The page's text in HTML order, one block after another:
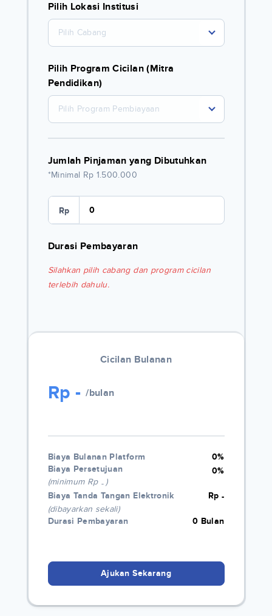
Pilih Lokasi Institusi
Pilih Cabang
Pilih Program Cicilan (Mitra
Pendidikan)
Pilih Program Pembiayaan
Jumlah Pinjaman yang Dibutuhkan
*Minimal Rp 1.500.000
Rp
Durasi Pembayaran
Silahkan pilih cabang dan program cicilan
terlebih dahulu.
Cicilan Bulanan
Rp - /bulan
Biaya Bulanan Platform
0%
Biaya Persetujuan
(minimum Rp -)
0%
Biaya Tanda Tangan Elektronik
(dibayarkan sekali)
Rp-
Durasi Pembayaran 0 Bulan
Ajukan Sekarang